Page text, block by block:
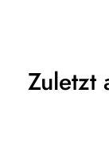
Zuletzt